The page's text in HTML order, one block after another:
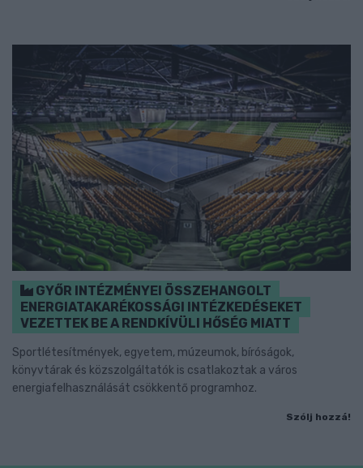
GYŐR INTÉZMÉNYEI ÖSSZEHANGOLT
ENERGIATAKARÉKOSSÁGI INTÉZKEDÉSEKET
VEZETTEK BE A RENDKÍVÜLI HŐSÉG MIATT
Sportlétesítmények, egyetem, múzeumok, bíróságok,
könyvtárak és közszolgáltatók is csatlakoztak a város
energiafelhasználását csökkentő programhoz.
Szólj hozzá!